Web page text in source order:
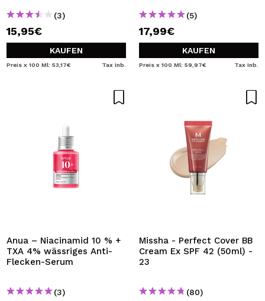
(3)
15,95€
KAUFEN
Preis x 100 Ml: 53,17€ Tax Inb.
(5)
17,99€
KAUFEN
Preis x 100 Ml: 59,97€ Tax Inb.
Anua – Niacinamid 10 % +
TXA 4% wässriges Anti-
Flecken-Serum
(3)
Missha - Perfect Cover BB
Cream Ex SPF 42 (50ml) -
23
(80)